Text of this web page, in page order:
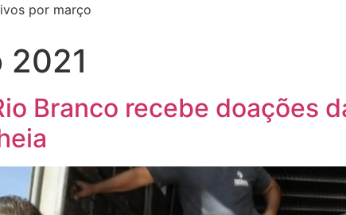
por março
2021
Branco recebe doações